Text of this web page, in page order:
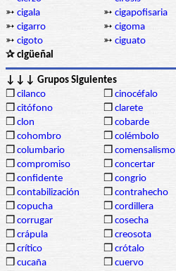
➳ cigala ➳ cigapofisaria
➳ cigarro ➳ cigoma
➳ cigoto ➳ ciguato
✰ cigüeñal
↓↓↓ Grupos Siguientes
❒ cilanco ❒ cinocéfalo
❒ citófono ❒ clarete
❒ clon ❒ cobarde
❒ cohombro ❒ colémbolo
❒ columbario ❒ comensalismo
❒ compromiso ❒ concertar
❒ confidente ❒ congrio
❒ contabilización ❒ contrahecho
❒ copucha ❒ cordillera
❒ corrugar ❒ cosecha
❒ crápula ❒ creosota
❒ crítico ❒ crótalo
❒ cucaña ❒ cuervo